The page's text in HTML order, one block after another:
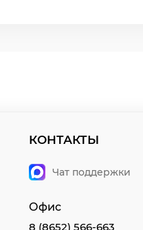
КОНТАКТЫ
Чат поддержки
Офис
8 (8652) 566-663